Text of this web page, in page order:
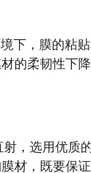
下，膜的粘
的柔韧性下
，选用优质
材，既要保